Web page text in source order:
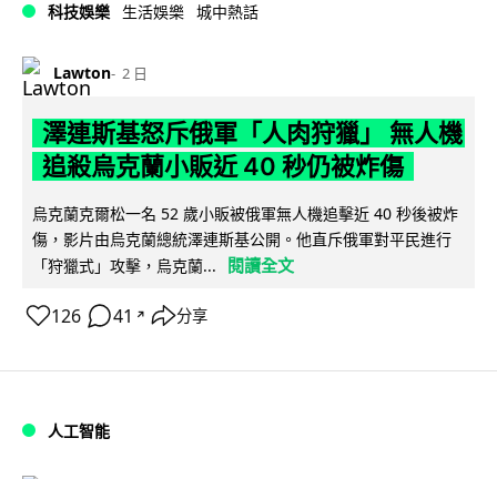
科技娛樂 生活娛樂 城中熱話
Lawton 2 日
澤連斯基怒斥俄軍「人肉狩獵」 無人機
追殺烏克蘭小販近 40 秒仍被炸傷
烏克蘭克爾松一名 52 歲小販被俄軍無人機追擊近 40 秒後被炸
傷，影片由烏克蘭總統澤連斯基公開。他直斥俄軍對平民進行
「狩獵式」攻擊，烏克蘭...
閱讀全文
126 41 ↗ 分享
人工智能